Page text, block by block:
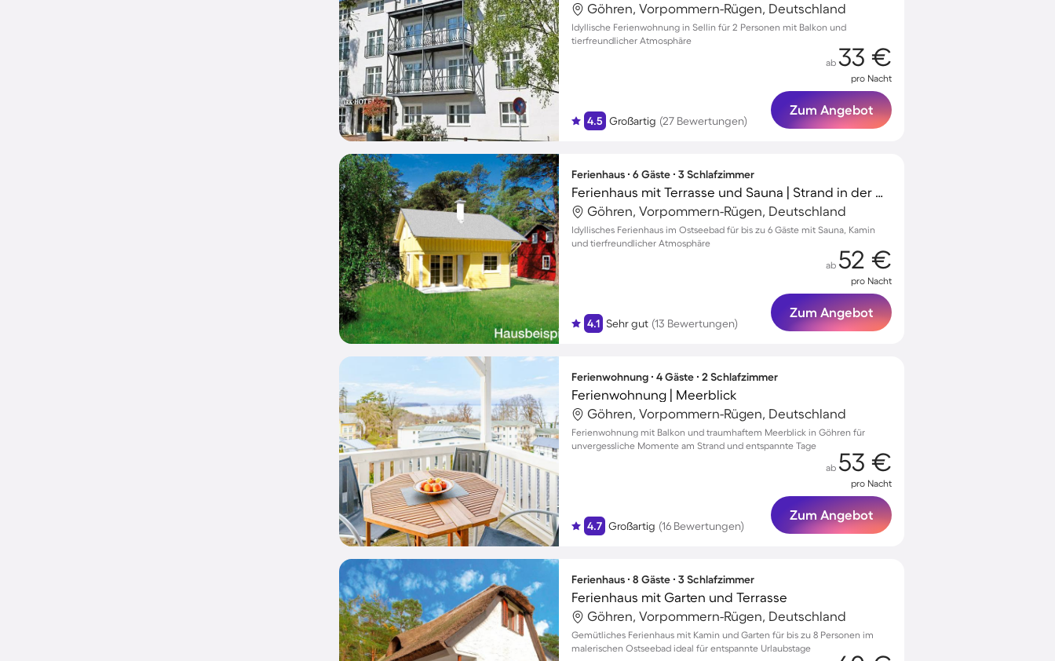
Göhren, Vorpommern-Rügen, Deutschland
Idyllische Ferienwohnung in Sellin für 2 Personen mit Balkon und
tierfreundlicher Atmosphäre
4.5 Großartig (27 Bewertungen)
ab 33 €
pro Nacht
Zum Angebot
Ferienhaus ∙ 6 Gäste ∙ 3 Schlafzimmer
Ferienhaus mit Terrasse und Sauna | Strand in der Nähe | Haustiere sind willkommen
Göhren, Vorpommern-Rügen, Deutschland
Idyllisches Ferienhaus im Ostseebad für bis zu 6 Gäste mit Sauna, Kamin
und tierfreundlicher Atmosphäre
4.1 Sehr gut (13 Bewertungen)
ab 52 €
pro Nacht
Zum Angebot
Ferienwohnung ∙ 4 Gäste ∙ 2 Schlafzimmer
Ferienwohnung | Meerblick
Göhren, Vorpommern-Rügen, Deutschland
Ferienwohnung mit Balkon und traumhaftem Meerblick in Göhren für
unvergessliche Momente am Strand und entspannte Tage
4.7 Großartig (16 Bewertungen)
ab 53 €
pro Nacht
Zum Angebot
Ferienhaus ∙ 8 Gäste ∙ 3 Schlafzimmer
Ferienhaus mit Garten und Terrasse
Göhren, Vorpommern-Rügen, Deutschland
Gemütliches Ferienhaus mit Kamin und Garten für bis zu 8 Personen im
malerischen Ostseebad ideal für entspannte Urlaubstage